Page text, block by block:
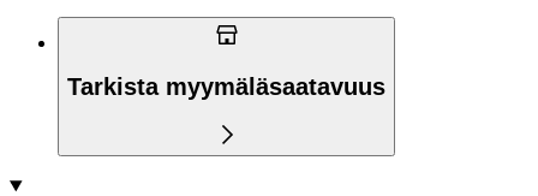
Tarkista myymäläsaatavuus